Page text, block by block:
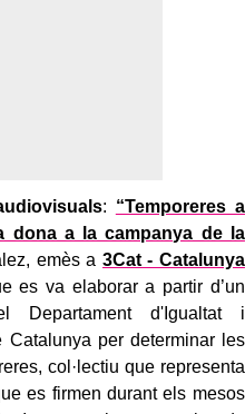
: “Temporeres a
dona a la campanya de la
emès a 3Cat - Catalunya
es va elaborar a partir d’un
Departament d'Igualtat i
Catalunya per determinar les
col·lectiu que representa
es firmen durant els mesos